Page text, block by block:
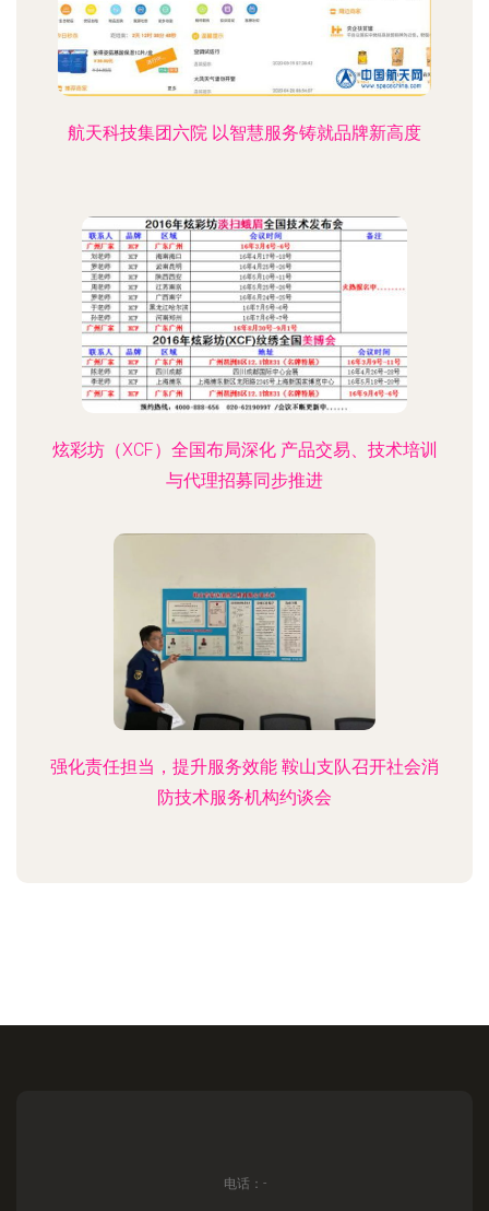
航天科技集团六院 以智慧服务铸就品牌新高度
炫彩坊（XCF）全国布局深化 产品交易、技术培训
与代理招募同步推进
强化责任担当，提升服务效能 鞍山支队召开社会消
防技术服务机构约谈会
电话：-